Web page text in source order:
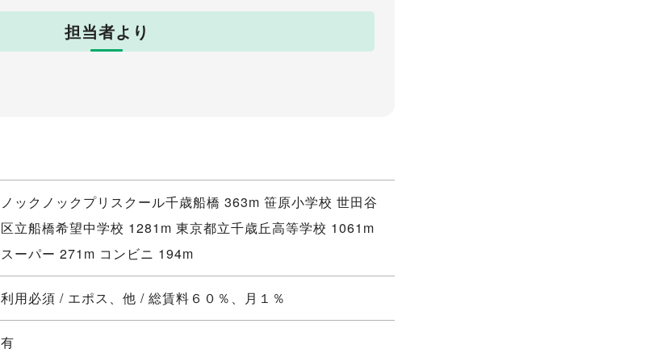
担当者より
ノックノックプリスクール千歳船橋 363m 笹原小学校 世田谷
区立船橋希望中学校 1281m 東京都立千歳丘高等学校 1061m
スーパー 271m コンビニ 194m
利用必須 / エポス、他 / 総賃料６０％、月１％
有